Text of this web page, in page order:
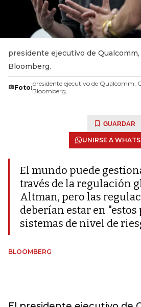
presidente ejecutivo de
Bloomberg.
Foto:presidente ejecutivo de Qualcomm,
Bloomberg.
GUARDAR
UNIRSE A
El mundo puede
través de la regulación
Altman, pero las
deberían estar en "estos
sistemas de nivel de
BLOOMBERG